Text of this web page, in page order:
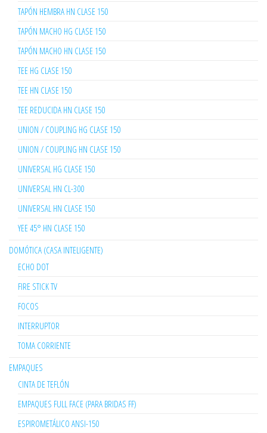
TAPÓN HEMBRA HN CLASE 150
TAPÓN MACHO HG CLASE 150
TAPÓN MACHO HN CLASE 150
TEE HG CLASE 150
TEE HN CLASE 150
TEE REDUCIDA HN CLASE 150
UNION / COUPLING HG CLASE 150
UNION / COUPLING HN CLASE 150
UNIVERSAL HG CLASE 150
UNIVERSAL HN CL-300
UNIVERSAL HN CLASE 150
YEE 45° HN CLASE 150
DOMÓTICA (CASA INTELIGENTE)
ECHO DOT
FIRE STICK TV
FOCOS
INTERRUPTOR
TOMA CORRIENTE
EMPAQUES
CINTA DE TEFLÓN
EMPAQUES FULL FACE (PARA BRIDAS FF)
ESPIROMETÁLICO ANSI-150